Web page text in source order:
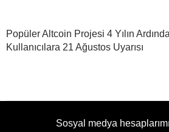
Popüler Altcoin Projesi 4 Yılın
Kullanıcılara 21 Ağustos Uyarısı
Sosyal medya